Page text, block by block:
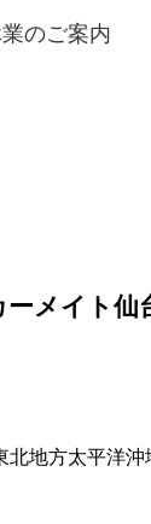
のご案内
ーメイト
北地方太平洋